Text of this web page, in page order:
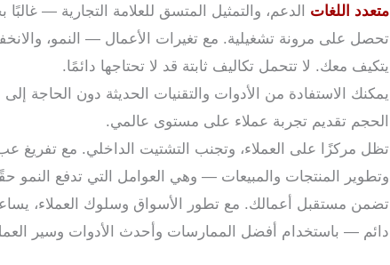
متعدد اللغات الدعم، والتمثيل المتسق للعلامة التجارية —
تحصل على مرونة تشغيلية. مع تغيرات الأعمال — النمو،
يتكيف معك. لا تتحمل تكاليف ثابتة قد لا تحتاجها دائمًا.
يمكنك الاستفادة من الأدوات والتقنيات الحديثة دون الحاجة
الحجم تقديم تجربة عملاء على مستوى عالمي.
تظل مركزًا على العملاء، وتجنب التشتيت الداخلي. مع تفريغ
وتطوير المنتجات والمبيعات — وهي العوامل التي تدفع النمو
تضمن مستقبل أعمالك. مع تطور الأسواق وسلوك العملاء،
دائم — باستخدام أفضل الممارسات وأحدث الأدوات وسير